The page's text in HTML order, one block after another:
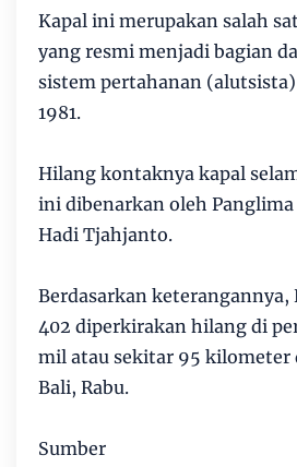
Kapal ini merupakan salah
yang resmi menjadi bagian
sistem pertahanan
1981.
Hilang kontaknya kapal
ini dibenarkan oleh
Hadi Tjahjanto.
Berdasarkan keterangannya,
402 diperkirakan hilang di
mil atau sekitar 95 kilometer
Bali, Rabu.
Sumber